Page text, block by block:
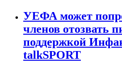
УЕФА может
членов отозвать
поддержкой
talkSPORT